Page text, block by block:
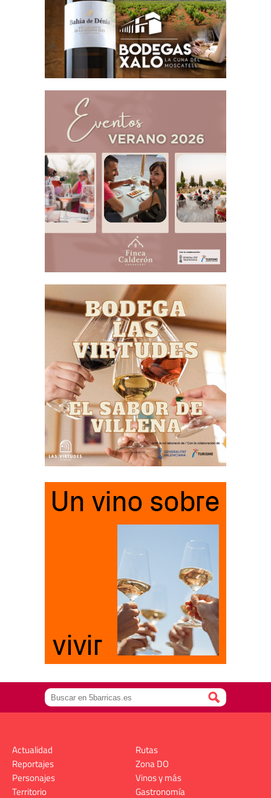
Actualidad
Reportajes
Personajes
Territorio
Rutas
Zona DO
Vinos y más
Gastronomía